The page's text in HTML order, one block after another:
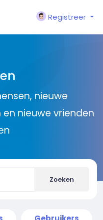
Registreer
nieuwe
nieuwe vrienden
Zoeken